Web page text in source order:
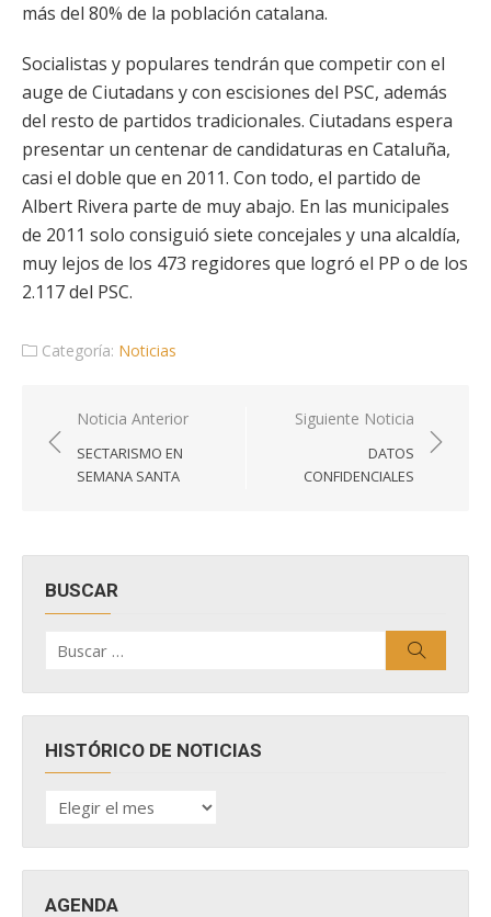
más del 80% de la población catalana.
Socialistas y populares tendrán que competir con el
auge de Ciutadans y con escisiones del PSC, además
del resto de partidos tradicionales. Ciutadans espera
presentar un centenar de candidaturas en Cataluña,
casi el doble que en 2011. Con todo, el partido de
Albert Rivera parte de muy abajo. En las municipales
de 2011 solo consiguió siete concejales y una alcaldía,
muy lejos de los 473 regidores que logró el PP o de los
2.117 del PSC.
Categoría: Noticias
Navegación
de
entradas
Noticia Anterior
SECTARISMO EN
SEMANA SANTA
Siguiente Noticia
DATOS
CONFIDENCIALES
BUSCAR
por:
HISTÓRICO DE NOTICIAS
HISTÓRICO
DE
AGENDA